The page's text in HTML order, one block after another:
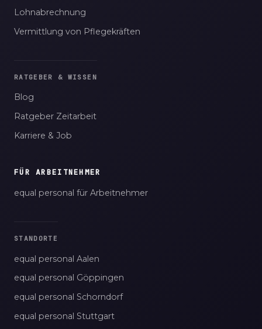
Lohnabrechnung
Vermittlung von Pflegekräften
RATGEBER & WISSEN
Blog
Ratgeber Zeitarbeit
Karriere & Job
FÜR ARBEITNEHMER
equal personal für Arbeitnehmer
STANDORTE
equal personal Aalen
equal personal Göppingen
equal personal Schorndorf
equal personal Stuttgart